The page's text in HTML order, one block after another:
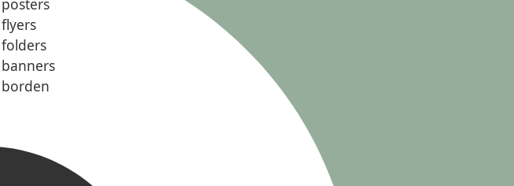
flyers
folders
banners
borden